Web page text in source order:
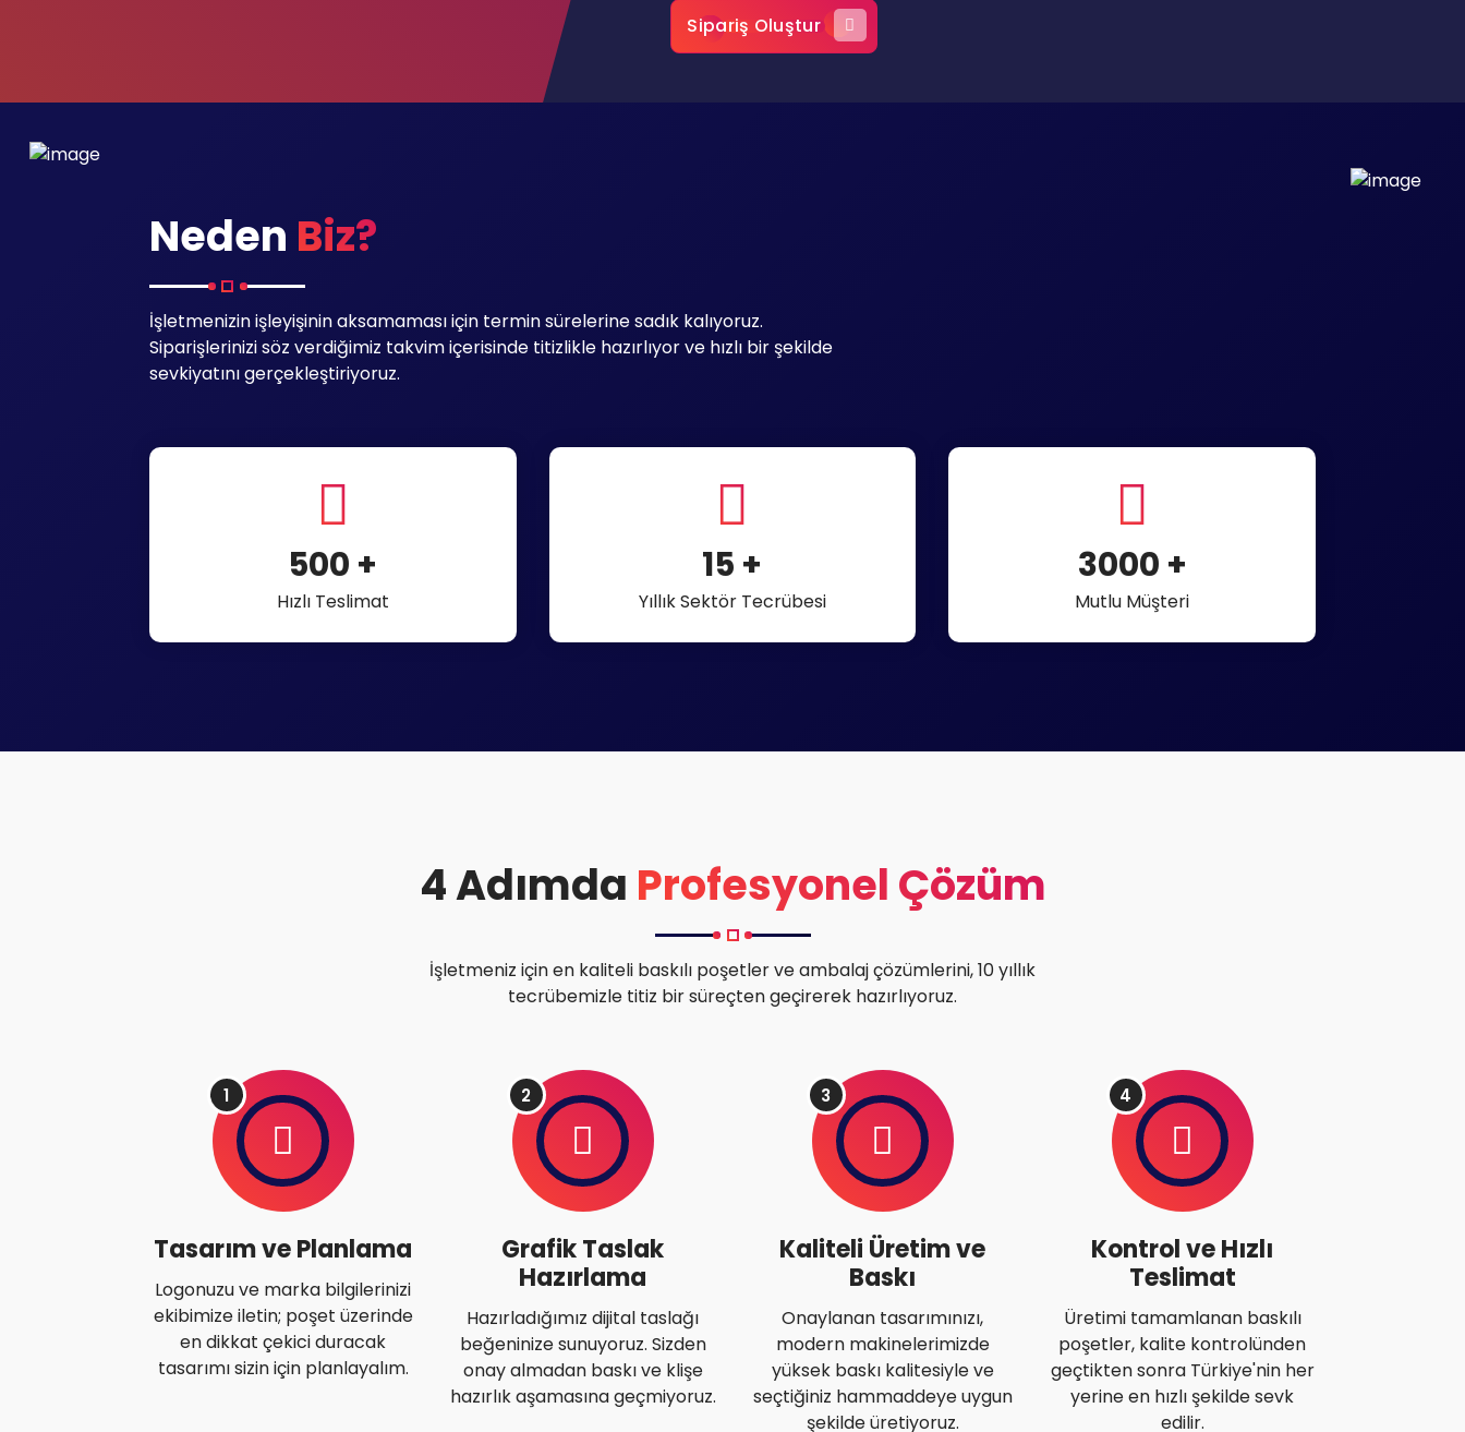
Sipariş Oluştur
Neden Biz?
İşletmenizin işleyişinin aksamaması için termin sürelerine sadık kalıyoruz.
Siparişlerinizi söz verdiğimiz takvim içerisinde titizlikle hazırlıyor ve hızlı bir şekilde
sevkiyatını gerçekleştiriyoruz.
500 +
Hızlı Teslimat
15 +
Yıllık Sektör Tecrübesi
3000 +
Mutlu Müşteri
4 Adımda Profesyonel Çözüm
İşletmeniz için en kaliteli baskılı poşetler ve ambalaj çözümlerini, 10 yıllık
tecrübemizle titiz bir süreçten geçirerek hazırlıyoruz.
1
Tasarım ve Planlama
Logonuzu ve marka bilgilerinizi
ekibimize iletin; poşet üzerinde
en dikkat çekici duracak
tasarımı sizin için planlayalım.
2
Grafik Taslak
Hazırlama
Hazırladığımız dijital taslağı
beğeninize sunuyoruz. Sizden
onay almadan baskı ve klişe
hazırlık aşamasına geçmiyoruz.
3
Kaliteli Üretim ve
Baskı
Onaylanan tasarımınızı,
modern makinelerimizde
yüksek baskı kalitesiyle ve
seçtiğiniz hammaddeye uygun
şekilde üretiyoruz.
4
Kontrol ve Hızlı
Teslimat
Üretimi tamamlanan baskılı
poşetler, kalite kontrolünden
geçtikten sonra Türkiye'nin her
yerine en hızlı şekilde sevk
edilir.